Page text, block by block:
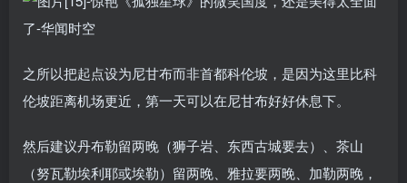
之所以把起点设为尼甘布而非首都科伦坡，是因为这里比科
伦坡距离机场更近，第一天可以在尼甘布好好休息下。
然后建议丹布勒留两晚（狮子岩、东西古城要去）、茶山
（努瓦勒埃利耶或埃勒）留两晚、雅拉要两晚、加勒两晚，